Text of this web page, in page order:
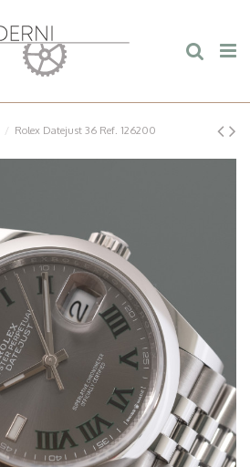
Rolex Datejust 36 Ref. 126200